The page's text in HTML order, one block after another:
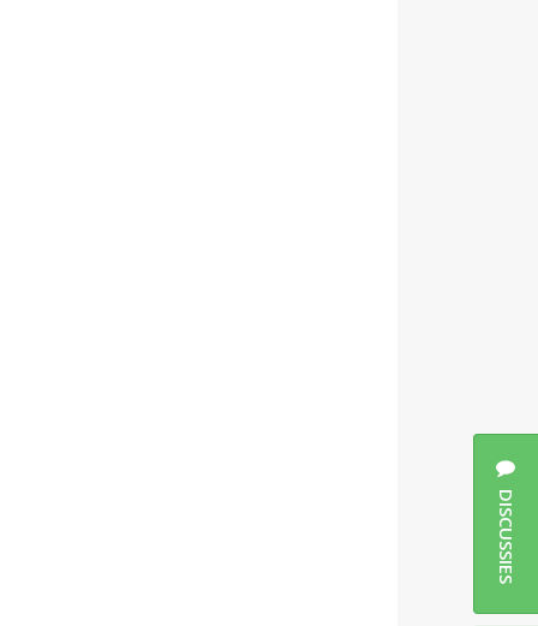
DISCUSSIES